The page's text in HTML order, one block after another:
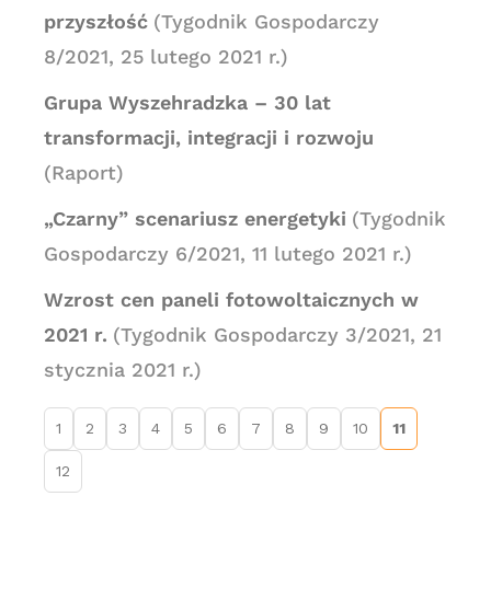
przyszłość (Tygodnik Gospodarczy
8/2021, 25 lutego 2021 r.)
Grupa Wyszehradzka – 30 lat
transformacji, integracji i rozwoju
(Raport)
„Czarny” scenariusz energetyki (Tygodnik
Gospodarczy 6/2021, 11 lutego 2021 r.)
Wzrost cen paneli fotowoltaicznych w
2021 r. (Tygodnik Gospodarczy 3/2021, 21
stycznia 2021 r.)
1 2 3 4 5 6 7 8 9 10 11
12